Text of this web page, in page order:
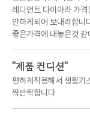
레디언트 다이아라 가
안하게되어 보내려합니
좋은가격에 내놓은것 같
"제품 컨디션"
편하게착용해서 생활기
짝반짝합니다